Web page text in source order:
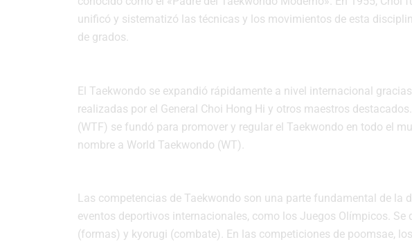
unificó y sistematizó las técnicas y los movimientos de esta
de grados.
El Taekwondo se expandió rápidamente a nivel internacional
realizadas por el General Choi Hong Hi y otros maestros
(WTF) se fundó para promover y regular el Taekwondo en todo el
nombre a World Taekwondo (WT).
Las competencias de Taekwondo son una parte fundamental de
eventos deportivos internacionales, como los Juegos Olímpicos.
(formas) y kyorugi (combate). En las competiciones de poomsae,